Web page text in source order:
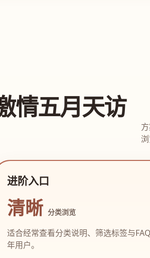
情五月天访
进阶入口
清晰分类浏览
适合经常查看分类说明、筛选标签与
年用户。